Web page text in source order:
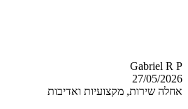
Gabriel R P
27/05/2026
אחלה שירות, מקצועיות ואדיבות